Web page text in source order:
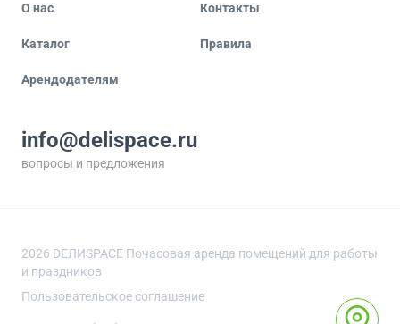
О нас Контакты
Каталог Правила
Арендодателям
info@delispace.ru
вопросы и предложения
2026 DEЛИSPACE Почасовая аренда помещений для работы
и праздников
Пользовательское соглашение